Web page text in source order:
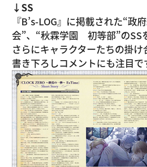
↓SS
『B’s-LOG』に掲載された“政
会”、“秋霖学園 初等部”のSS
さらにキャラクターたちの掛け
書き下ろしコメントにも注目で